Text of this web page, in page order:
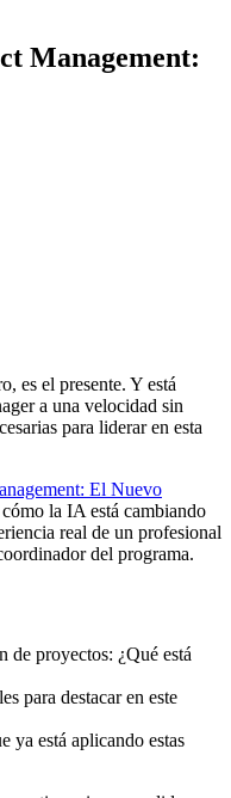
Management:
es el presente. Y está
a una velocidad sin
para liderar en esta
El Nuevo
la IA está cambiando
real de un profesional
del programa.
de proyectos: ¿Qué está
para destacar en este
ya está aplicando estas